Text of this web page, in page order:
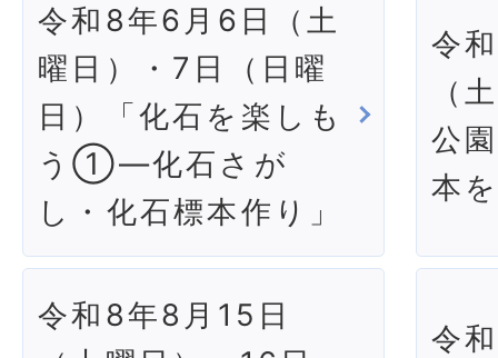
令和8年6月6日（土
曜日）・7日（日曜
日）「化石を楽しも
う①―化石さが
し・化石標本作り」
令
（
公
本
令和8年8月15日
令